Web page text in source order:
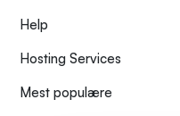
Help
Hosting Services
Mest populære